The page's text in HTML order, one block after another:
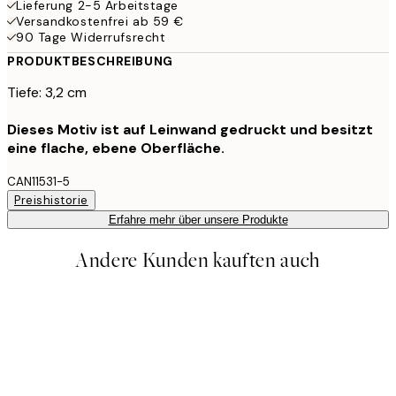
Lieferung 2-5 Arbeitstage
Versandkostenfrei ab 59 €
90 Tage Widerrufsrecht
PRODUKTBESCHREIBUNG
Tiefe: 3,2 cm
Dieses Motiv ist auf Leinwand gedruckt und besitzt
eine flache, ebene Oberfläche.
CAN11531-5
Preishistorie
Erfahre mehr über unsere Produkte
Andere Kunden kauften auch